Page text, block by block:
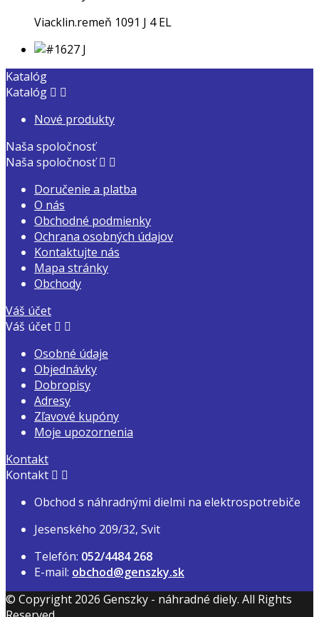
Viacklin.remeň 1091 J 4 EL
Katalóg
Katalóg  
Nové produkty
Naša spoločnosť
Naša spoločnosť  
Doručenie a platba
O nás
Obchodné podmienky
Ochrana osobných údajov
Kontaktujte nás
Mapa stránky
Obchody
Váš účet
Váš účet  
Osobné údaje
Objednávky
Dobropisy
Adresy
Zľavové kupóny
Moje upozornenia
Kontakt
Kontakt  
Obchod s náhradnými dielmi na elektrospotrebiče
Jesenského 209/32, Svit
Telefón: 052/4484 268
E-mail: obchod@genszky.sk
© Copyright 2026 Genszky - náhradné diely. All Rights